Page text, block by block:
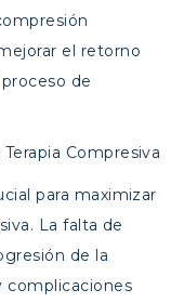
el retorno
de
Compresiva
para maximizar
La falta de
de la
complicaciones